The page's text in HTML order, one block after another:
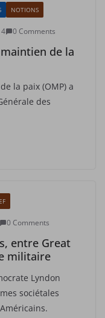
NOTIONS
0 Comments
de la
la paix (OMP) a
des
0 Comments
entre Great
militaire
Lyndon
sociétales